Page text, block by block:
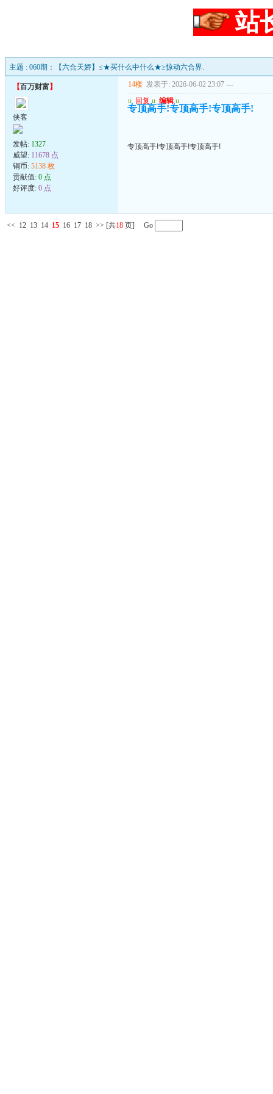
站
主题 : 060期：【六合天娇】≤★买什么中什么★≥惊动六合界.
【百万财富 】
侠客
发帖: 1327
威望: 11678 点
铜币: 5138 枚
贡献值: 0 点
好评度: 0 点
14楼 发表于: 2026-06-02 23:07 ---
u 回复 u 编辑 u
专顶高手!专顶高手!专顶高手!
专顶高手!专顶高手!专顶高手!
<< 12 13 14 15 16 17 18 >> [共18 页] Go